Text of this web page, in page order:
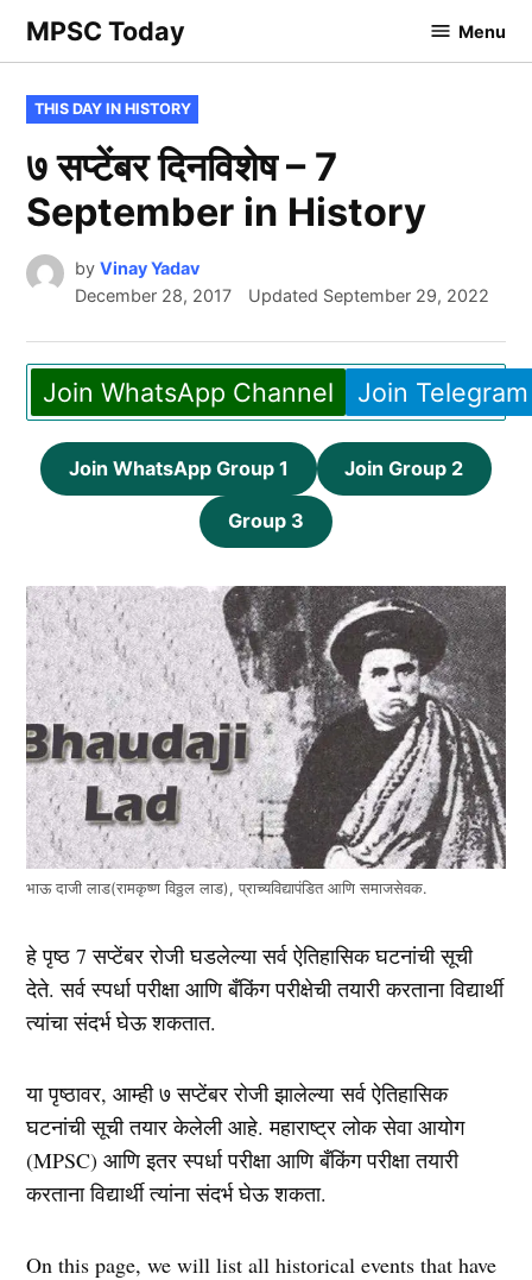
SkipMPSC Today Menu
POSTED
IN
THIS DAY IN HISTORY
७ सप्टेंबर दिनविशेष – 7
September in History
by Vinay Yadav
December 28, 2017
Updated September 29, 2022
Join WhatsApp Channel Join
Join WhatsApp Group 1 Join Group 2
Group 3
भाऊ दाजी लाड(रामकृष्ण विठ्ठल लाड), प्राच्यविद्यापंडित आणि समाजसेवक.
हे पृष्ठ 7 सप्टेंबर रोजी घडलेल्या सर्व ऐतिहासिक घटनांची सूची
देते. सर्व स्पर्धा परीक्षा आणि बँकिंग परीक्षेची तयारी करताना विद्यार्थी
त्यांचा संदर्भ घेऊ शकतात.
या पृष्ठावर, आम्ही ७ सप्टेंबर रोजी झालेल्यासर्व ऐतिहासिक
घटनांची सूचीतयार केलेली आहे. महाराष्ट्र लोक सेवा आयोग
(MPSC) आणि इतर स्पर्धा परीक्षा आणि बँकिंग परीक्षा तयारी
करताना विद्यार्थी त्यांना संदर्भ घेऊ शकता.
On this page, we will list all historical events that have